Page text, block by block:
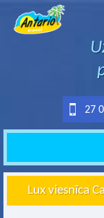
27
Lux viesnīca